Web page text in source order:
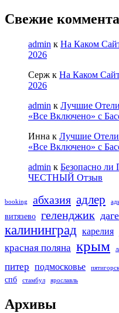
Свежие
admin к На Каком
2026
Серж к На Каком
2026
admin к Лучшие
«Все Включено» с
Инна к Лучшие
«Все Включено» с
admin к Безопасно ли
ЧЕСТНЫЙ Отзыв
booking абхазия адлер
витязево геленджик
калининград карелия
красная поляна крым
питер подмосковье пятигорск
спб стамбул ярославль
Архивы